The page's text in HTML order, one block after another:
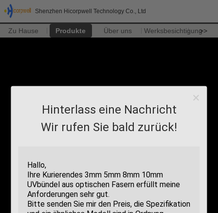
Shenzhen Hicorpwell Technology Co., Ltd
Zu Hause Produkte Über uns Werksbesichtigung>>
Hinterlass eine Nachricht
Wir rufen Sie bald zurück!